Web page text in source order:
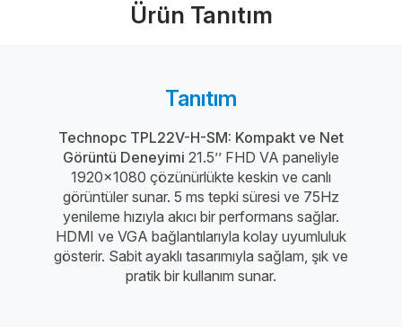
Ürün Tanıtım
Tanıtım
Technopc TPL22V-H-SM: Kompakt ve Net
Görüntü Deneyimi 21.5’’ FHD VA paneliyle
1920x1080 çözünürlükte keskin ve canlı
görüntüler sunar. 5 ms tepki süresi ve 75Hz
yenileme hızıyla akıcı bir performans sağlar.
HDMI ve VGA bağlantılarıyla kolay uyumluluk
gösterir. Sabit ayaklı tasarımıyla sağlam, şık ve
pratik bir kullanım sunar.